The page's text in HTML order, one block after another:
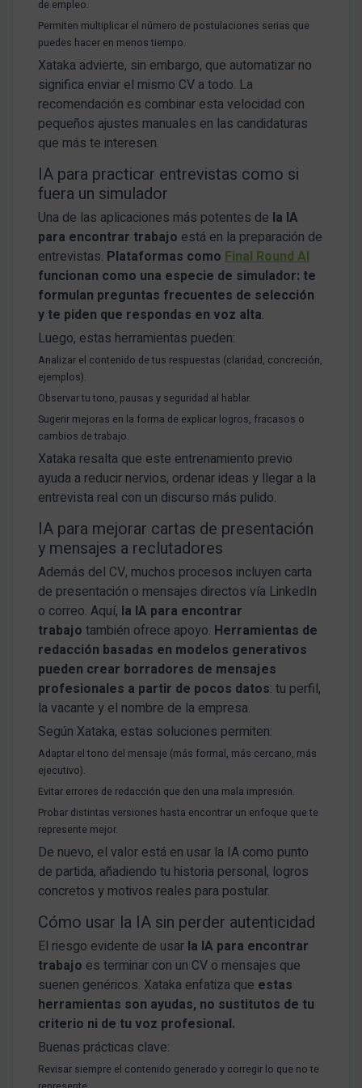
de empleo.
Permiten multiplicar el número de postulaciones serias que
puedes hacer en menos tiempo.
Xataka advierte, sin embargo, que automatizar no
significa enviar el mismo CV a todo. La
recomendación es combinar esta velocidad con
pequeños ajustes manuales en las candidaturas
que más te interesen.
IA para practicar entrevistas como si
fuera un simulador
Una de las aplicaciones más potentes de la IA
para encontrar trabajo está en la preparación de
entrevistas. Plataformas como Final Round AI
funcionan como una especie de simulador: te
formulan preguntas frecuentes de selección
y te piden que respondas en voz alta.
Luego, estas herramientas pueden:
Analizar el contenido de tus respuestas (claridad, concreción,
ejemplos).
Observar tu tono, pausas y seguridad al hablar.
Sugerir mejoras en la forma de explicar logros, fracasos o
cambios de trabajo.
Xataka resalta que este entrenamiento previo
ayuda a reducir nervios, ordenar ideas y llegar a la
entrevista real con un discurso más pulido.
IA para mejorar cartas de presentación
y mensajes a reclutadores
Además del CV, muchos procesos incluyen carta
de presentación o mensajes directos vía LinkedIn
o correo. Aquí, la IA para encontrar
trabajo también ofrece apoyo. Herramientas de
redacción basadas en modelos generativos
pueden crear borradores de mensajes
profesionales a partir de pocos datos: tu perfil,
la vacante y el nombre de la empresa.
Según Xataka, estas soluciones permiten:
Adaptar el tono del mensaje (más formal, más cercano, más
ejecutivo).
Evitar errores de redacción que den una mala impresión.
Probar distintas versiones hasta encontrar un enfoque que te
represente mejor.
De nuevo, el valor está en usar la IA como punto
de partida, añadiendo tu historia personal, logros
concretos y motivos reales para postular.
Cómo usar la IA sin perder autenticidad
El riesgo evidente de usar la IA para encontrar
trabajo es terminar con un CV o mensajes que
suenen genéricos. Xataka enfatiza que estas
herramientas son ayudas, no sustitutos de tu
criterio ni de tu voz profesional.
Buenas prácticas clave:
Revisar siempre el contenido generado y corregir lo que no te